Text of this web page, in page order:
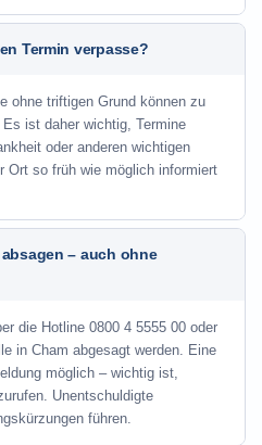
Termin verpasse?
ohne triftigen Grund können zu
ist daher wichtig, Termine
oder anderen wichtigen
Ort so früh wie möglich informiert
– auch ohne
die Hotline 0800 4 5555 00 oder
in Cham abgesagt werden. Eine
möglich – wichtig ist,
Unentschuldigte
führen.